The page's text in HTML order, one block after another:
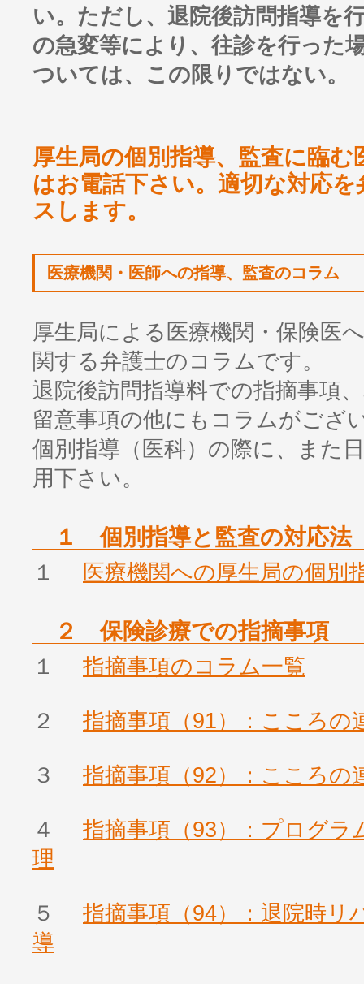
い。ただし、退院後訪問指導を
の急変等により、往診を行った
ついては、この限りではない。
厚生局の個別指導、監査に臨む
はお電話下さい。適切な対応
スします。
医療機関・医師への指導、監査のコラム
厚生局による医療機関・保険医
関する弁護士のコラムです。
退院後訪問指導料での指摘事項
留意事項の他にもコラムがござ
個別指導（医科）の際に、また
用下さい。
１ 個別指導と監査の対応法
１ 医療機関への厚生局の個別
２ 保険診療での指摘事項
１ 指摘事項のコラム一覧
２ 指摘事項（91）：こころ
３ 指摘事項（92）：こころ
４ 指摘事項（93）：プログラ
理
５ 指摘事項（94）：退院時リ
導